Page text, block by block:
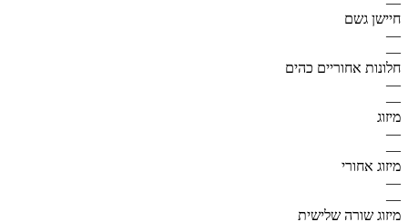
חיישן גשם
—
—
חלונות אחוריים כהים
—
—
מיזוג
—
—
מיזוג אחורי
—
—
מיזוג שורה שלישית